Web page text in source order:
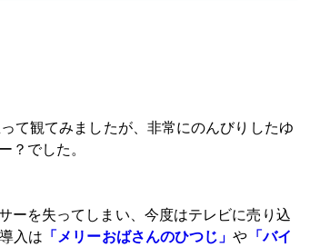
て観てみましたが、非常にのんびりしたゆ
？でした。
ーを失ってしまい、今度はテレビに売り込
入は 「メリーおばさんのひつじ」や 「バイ